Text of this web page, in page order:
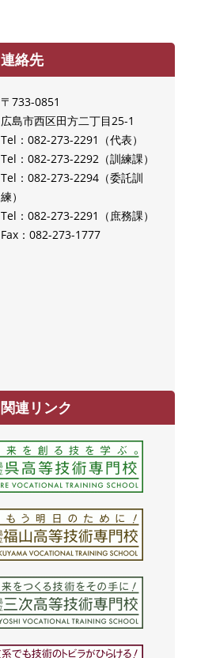
連絡先
〒733-0851
広島市西区田方二丁目25-1
Tel：082-273-2291
代表
Tel：082-273-2292
訓練課
Tel：082-273-2294
委託訓
練
Tel：082-273-2291
庶務課
Fax：082-273-1777
関連リンク